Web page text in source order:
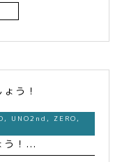
, UNO2nd , ZERO ,
う！...